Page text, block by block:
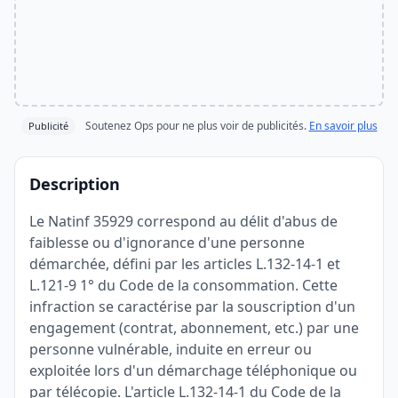
Publicité Soutenez Ops pour ne plus voir de publicités. En savoir plus
Description
Le Natinf 35929 correspond au délit d'abus de
faiblesse ou d'ignorance d'une personne
démarchée, défini par les articles L.132-14-1 et
L.121-9 1° du Code de la consommation. Cette
infraction se caractérise par la souscription d'un
engagement (contrat, abonnement, etc.) par une
personne vulnérable, induite en erreur ou
exploitée lors d'un démarchage téléphonique ou
par télécopie. L'article L.132-14-1 du Code de la